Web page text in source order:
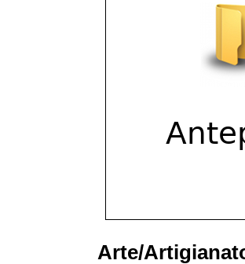
Arte/